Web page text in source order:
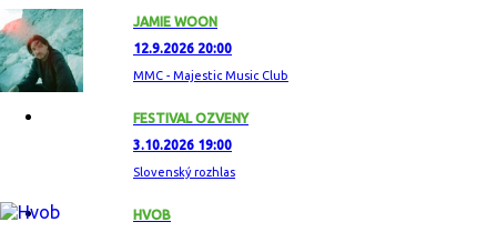
JAMIE WOON
12.9.2026 20:00
MMC - Majestic Music Club
FESTIVAL OZVENY
3.10.2026 19:00
Slovenský rozhlas
HVOB